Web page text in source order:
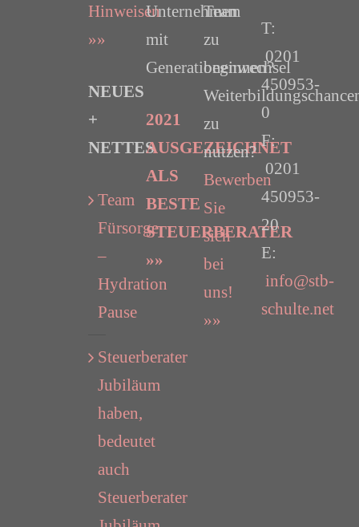
Hinweisen
»»
NEUES
+
NETTES
Team
Fürsorge
–
Hydration
Pause
Steuerberater
Jubiläum
haben,
bedeutet
auch
Steuerberater
Unternehmen
mit
Generationenwechsel
2021
AUSGEZEICHNET
ALS
BESTE
STEUERBERATER
»»
Team
zu
beginnen?
zu
nutzen?
Bewerben
Sie
sich
bei
uns!
»»
T:
0201
450953-
0
F:
0201
450953-
20
E:
info@stb-
schulte.net